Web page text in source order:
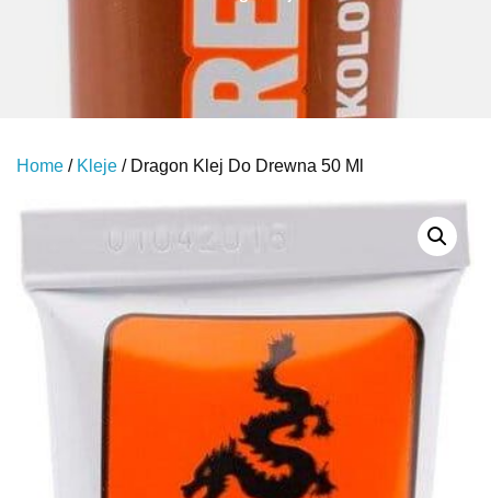
Home / Kleje / Dragon Klej Do Drewna 50 Ml